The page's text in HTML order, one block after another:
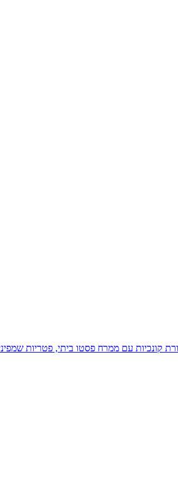
קונכיות עם ממרח פסטו ביתי, פטריות